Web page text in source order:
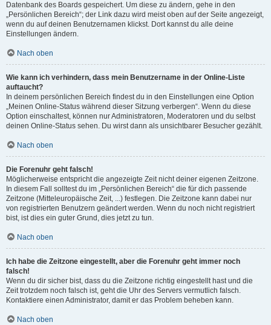
Datenbank des Boards gespeichert. Um diese zu ändern, gehe in den
„Persönlichen Bereich“; der Link dazu wird meist oben auf der Seite angezeigt,
wenn du auf deinen Benutzernamen klickst. Dort kannst du alle deine
Einstellungen ändern.
Nach oben
Wie kann ich verhindern, dass mein Benutzername in der Online-Liste
auftaucht?
In deinem persönlichen Bereich findest du in den Einstellungen eine Option
„Meinen Online-Status während dieser Sitzung verbergen“. Wenn du diese
Option einschaltest, können nur Administratoren, Moderatoren und du selbst
deinen Online-Status sehen. Du wirst dann als unsichtbarer Besucher gezählt.
Nach oben
Die Forenuhr geht falsch!
Möglicherweise entspricht die angezeigte Zeit nicht deiner eigenen Zeitzone.
In diesem Fall solltest du im „Persönlichen Bereich“ die für dich passende
Zeitzone (Mitteleuropäische Zeit, ...) festlegen. Die Zeitzone kann dabei nur
von registrierten Benutzern geändert werden. Wenn du noch nicht registriert
bist, ist dies ein guter Grund, dies jetzt zu tun.
Nach oben
Ich habe die Zeitzone eingestellt, aber die Forenuhr geht immer noch
falsch!
Wenn du dir sicher bist, dass du die Zeitzone richtig eingestellt hast und die
Zeit trotzdem noch falsch ist, geht die Uhr des Servers vermutlich falsch.
Kontaktiere einen Administrator, damit er das Problem beheben kann.
Nach oben